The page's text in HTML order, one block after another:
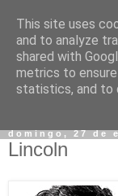
domingo, 27 de
Lincoln
This site uses
and to analyze
shared with
metrics to
statistics, and to